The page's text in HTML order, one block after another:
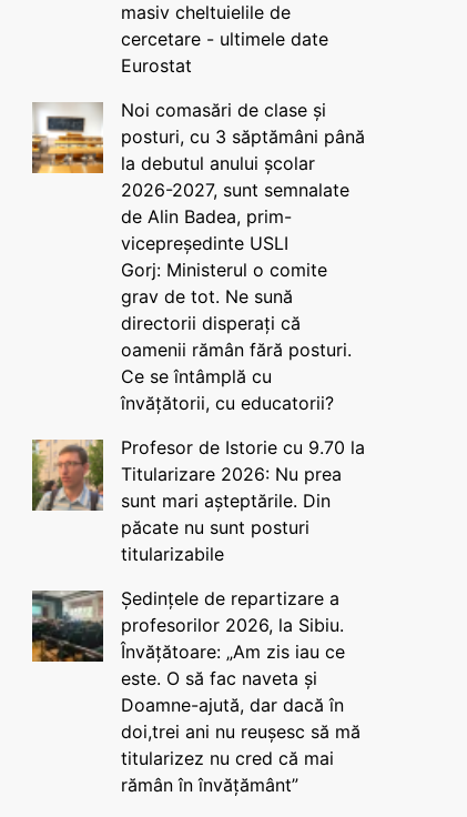
masiv cheltuielile de
cercetare - ultimele date
Eurostat
Noi comasări de clase și
posturi, cu 3 săptămâni până
la debutul anului școlar
2026-2027, sunt semnalate
de Alin Badea, prim-
vicepreședinte USLI
Gorj: Ministerul o comite
grav de tot. Ne sună
directorii disperați că
oamenii rămân fără posturi.
Ce se întâmplă cu
învățătorii, cu educatorii?
Profesor de Istorie cu 9.70 la
Titularizare 2026: Nu prea
sunt mari așteptările. Din
păcate nu sunt posturi
titularizabile
Ședințele de repartizare a
profesorilor 2026, la Sibiu.
Învățătoare: „Am zis iau ce
este. O să fac naveta și
Doamne-ajută, dar dacă în
doi,trei ani nu reușesc să mă
titularizez nu cred că mai
rămân în învățământ”